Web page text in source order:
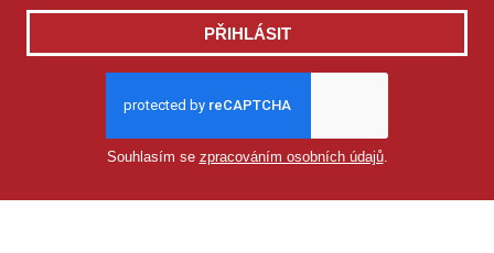
PŘIHLÁSIT
Souhlasím se zpracováním osobních údajů.